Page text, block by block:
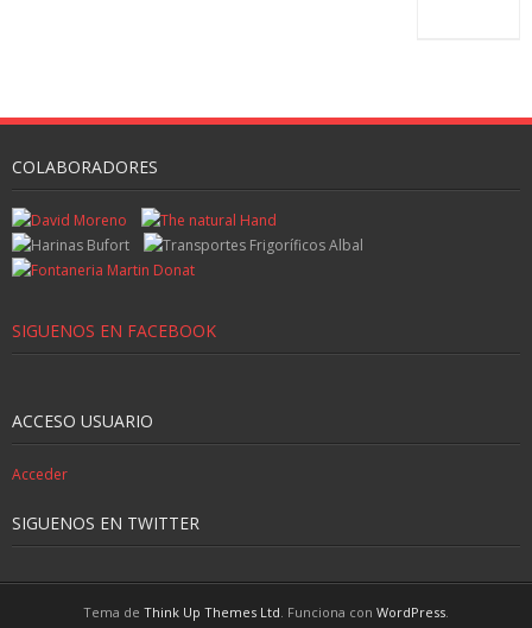
COLABORADORES
SIGUENOS EN FACEBOOK
ACCESO USUARIO
Acceder
SIGUENOS EN TWITTER
Tema de Think Up Themes Ltd. Funciona con WordPress.